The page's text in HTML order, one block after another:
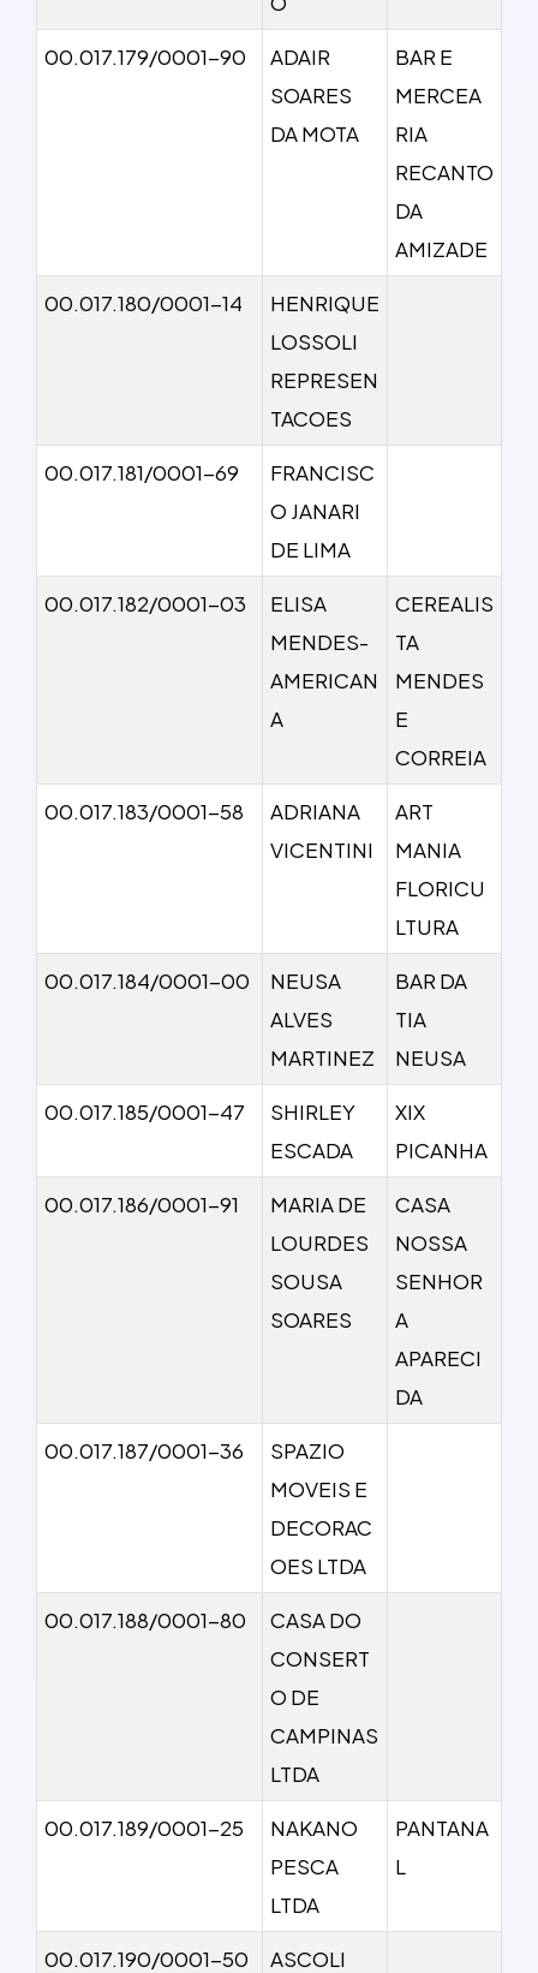
00.017.179/0001-90
ADAIR
SOARES
DA MOTA
BAR E
MERCEA
RIA
RECANTO
DA
AMIZADE
00.017.180/0001-14
HENRIQUE
LOSSOLI
REPRESEN
TACOES
00.017.181/0001-69
FRANCISC
O JANARI
DE LIMA
00.017.182/0001-03
ELISA
MENDES-
AMERICAN
A
CEREALIS
TA
MENDES
E
CORREIA
00.017.183/0001-58
ADRIANA
VICENTINI
ART
MANIA
FLORICU
LTURA
00.017.184/0001-00
NEUSA
ALVES
MARTINEZ
BAR DA
TIA
NEUSA
00.017.185/0001-47
SHIRLEY
ESCADA
XIX
PICANHA
00.017.186/0001-91
MARIA DE
LOURDES
SOUSA
SOARES
CASA
NOSSA
SENHOR
A
APARECI
DA
00.017.187/0001-36
SPAZIO
MOVEIS E
DECORAC
OES LTDA
00.017.188/0001-80
CASA DO
CONSERT
O DE
CAMPINAS
LTDA
00.017.189/0001-25
NAKANO
PESCA
LTDA
PANTANA
L
00.017.190/0001-50
ASCOLI